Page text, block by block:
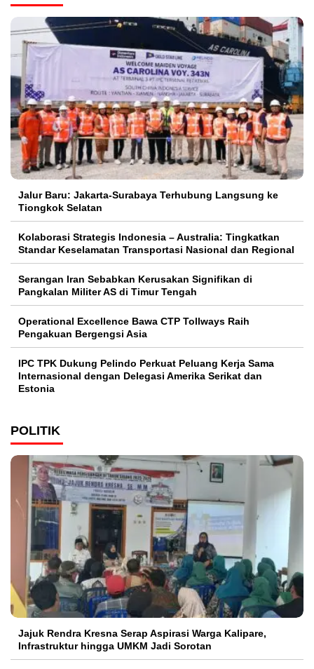
Jalur Baru: Jakarta-Surabaya Terhubung Langsung ke
Tiongkok Selatan
Kolaborasi Strategis Indonesia – Australia: Tingkatkan
Standar Keselamatan Transportasi Nasional dan Regional
Serangan Iran Sebabkan Kerusakan Signifikan di
Pangkalan Militer AS di Timur Tengah
Operational Excellence Bawa CTP Tollways Raih
Pengakuan Bergengsi Asia
IPC TPK Dukung Pelindo Perkuat Peluang Kerja Sama
Internasional dengan Delegasi Amerika Serikat dan
Estonia
POLITIK
Jajuk Rendra Kresna Serap Aspirasi Warga Kalipare,
Infrastruktur hingga UMKM Jadi Sorotan